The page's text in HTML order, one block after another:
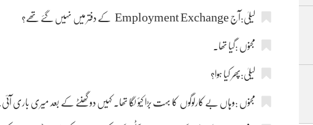
لیلیٰ:آج Employment Exchange کے دفتر میں نہیں گئے تھے؟
مجنوں :گیا تھا۔
لیلیٰ:پھر کیا ہوا؟
مجنوں :وہاں بے کارلوگوں کا بہت بڑا کیؤ لگا تھا۔ کہیں دو گھنٹے کے بعد میری باری آئی۔